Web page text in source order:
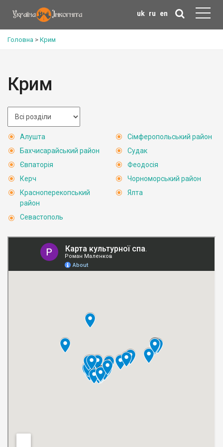
uk ru en
Головна > Крим
Крим
Алушта
Бахчисарайський район
Євпаторія
Керч
Красноперекопський
район
Севастополь
Сімферопольський район
Судак
Феодосія
Чорноморський район
Ялта